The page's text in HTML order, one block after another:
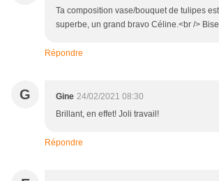
Ta composition vase/bouquet de tulipes
superbe, un grand bravo Céline.<br />
Répondre
G Gine 24/02/2021 08:30
Brillant, en effet! Joli travail!
Répondre